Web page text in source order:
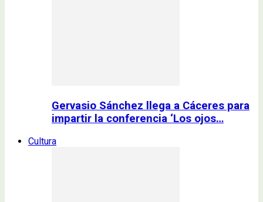
Gervasio Sánchez llega a Cáceres para
impartir la conferencia ‘Los ojos…
Cultura